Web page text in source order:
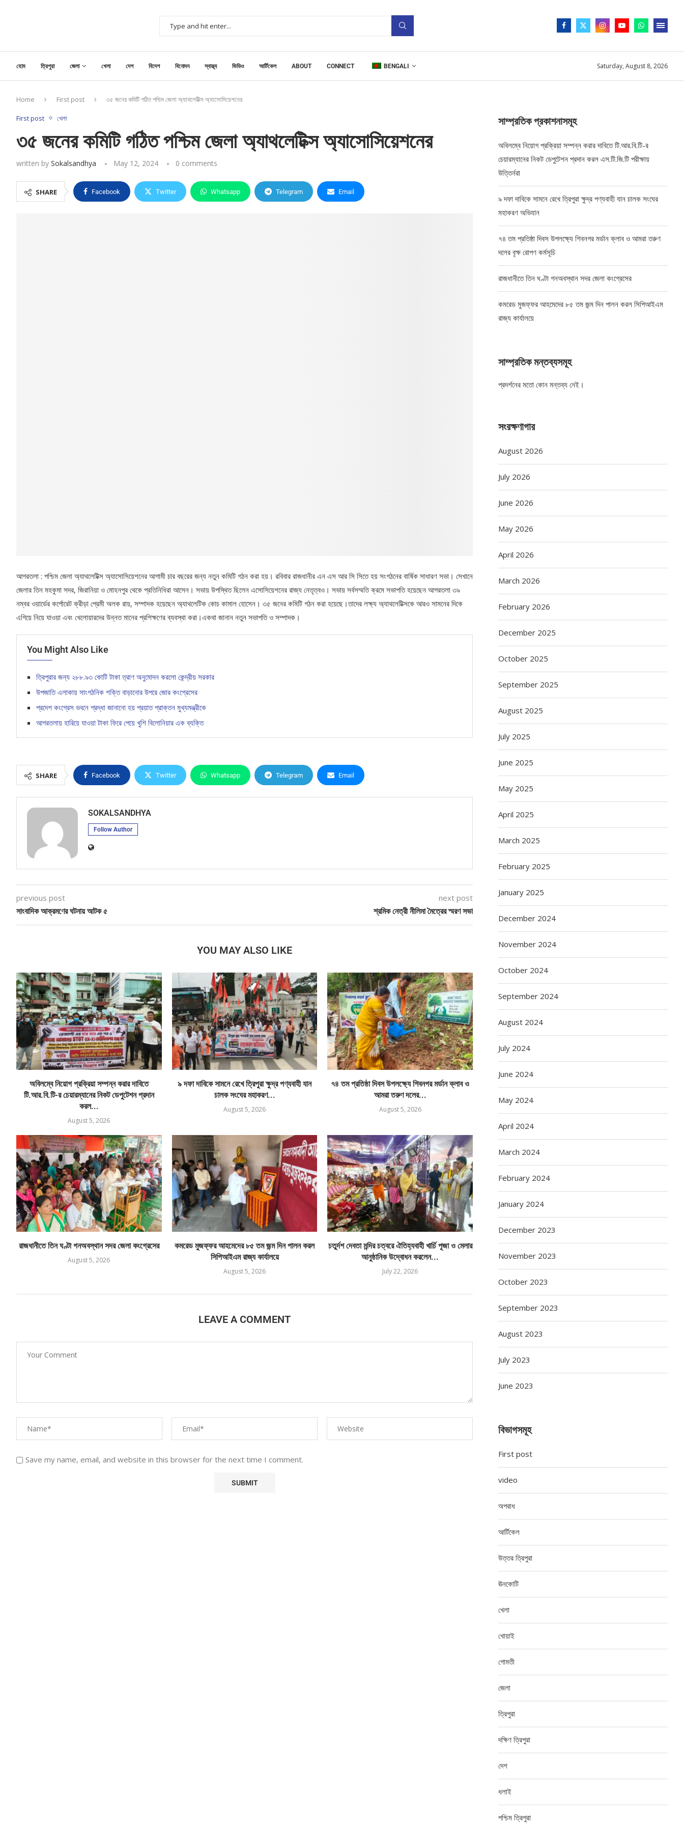
হোম ত্রিপুরা জেলা খেলা দেশ বিদেশ বিনোদন স্বাস্থ্য ভিডিও আর্টিকেল ABOUT CONNECT BENGALI Saturday, August 8, 2026
Home First post ৩৫ জনের কমিটি গঠিত পশ্চিম জেলা অ্যাথলেটিক্স অ্যাসোসিয়েশনের
First post খেলা
৩৫ জনের কমিটি গঠিত পশ্চিম জেলা অ্যাথলেটিক্স অ্যাসোসিয়েশনের
written by Sokalsandhya May 12, 2024 0 comments
SHARE Facebook Twitter Whatsapp Telegram Email
আগরতলা : পশ্চিম জেলা অ্যাথলেটিক্স অ্যাসোসিয়েশনের আগামী চার বছরের জন্য নতুন কমিটি গঠন করা হয়। রবিবার রাজধানীর এন এস আর সি সিতে হয় সংগঠনের বার্ষিক সাধারণ সভা। সেখানে
জেলার তিন মহকুমা সদর, জিরানিয়া ও মোহনপুর থেকে প্রতিনিধিরা আসেন। সভায় উপস্থিত ছিলেন এসোসিয়েশনের রাজ্য নেতৃত্বও। সভায় সর্বসম্মতি ক্রমে সভাপতি হয়েছেন আগরতলা ৩৯
নম্বর ওয়ার্ডের কর্পোরেট ক্রীড়া প্রেমী অলক রায়, সম্পাদক হয়েছেন অ্যাথলেটিক কোচ কামাল হোসেন। ৩৫ জনের কমিটি গঠন করা হয়েছে।তাদের লক্ষ্য অ্যাথলেটিক্সকে আরও সামনের দিকে
এগিয়ে নিয়ে যাওয়া এবং খেলোয়ারদের উন্নত মানের প্রশিক্ষণের ব্যবস্থা করা।একথা জানান নতুন সভাপতি ও সম্পাদক।
You Might Also Like
ত্রিপুরার জন্য ২৮৮.৯৩ কোটি টাকা ত্রাণ অনুমোদন করলো কেন্দ্রীয় সরকার
উপজাতি এলাকায় সাংগঠনিক শক্তি বাড়ানোর উপরে জোর কংগ্রেসের
প্রদেশ কংগ্রেস ভবনে শ্রদ্ধা জানানো হয় প্রয়াত প্রাক্তন মুখ্যমন্ত্রীকে
আগরতলায় হারিয়ে যাওয়া টাকা ফিরে পেয়ে খুশি বিলোনিয়ার এক ব্যক্তি
SHARE Facebook Twitter Whatsapp Telegram Email
SOKALSANDHYA
Follow Author
previous post
সাংবাদিক আক্রমণের ঘটনায় আটক ৫
next post
শ্রমিক নেত্রী নীলিমা মৈত্রের স্মরণ সভা
YOU MAY ALSO LIKE
অবিলম্বে নিয়োগ প্রক্রিয়া সম্পন্ন করার দাবিতে
টি.আর.বি.টি-র চেয়ারম্যানের নিকট ডেপুটেশন প্রদান
করল...
August 5, 2026
৯ দফা দাবিকে সামনে রেখে ত্রিপুরা ক্ষুদ্র পণ্যবাহী যান
চালক সংঘের মহাকরণ...
August 5, 2026
৭৪ তম প্রতিষ্ঠা দিবস উপলক্ষ্যে শিবনগর মর্ডান ক্লাব ও
আমরা তরুণ দলের...
August 5, 2026
রাজধানীতে তিন ঘণ্টা গনঅবস্থান সদর জেলা কংগ্রেসের
August 5, 2026
কমরেড মুজফ্ফর আহমেদের ৮৫ তম জন্ম দিন পালন করল
সিপিআইএম রাজ্য কার্যালয়ে
August 5, 2026
চতুর্দশ দেবতা মন্দির চত্বরে ঐতিহ্যবাহী খার্চি পূজা ও মেলার
আনুষ্ঠানিক উদ্বোধন করলেন...
July 22, 2026
LEAVE A COMMENT
Save my name, email, and website in this browser for the next time I comment.
সাম্প্রতিক প্রকাশনাসমূহ
অবিলম্বে নিয়োগ প্রক্রিয়া সম্পন্ন করার দাবিতে টি.আর.বি.টি-র
চেয়ারম্যানের নিকট ডেপুটেশন প্রদান করল এস.টি.জি.টি পরীক্ষায়
উত্তির্নরা
৯ দফা দাবিকে সামনে রেখে ত্রিপুরা ক্ষুদ্র পণ্যবাহী যান চালক সংঘের
মহাকরণ অভিযান
৭৪ তম প্রতিষ্ঠা দিবস উপলক্ষ্যে শিবনগর মর্ডান ক্লাব ও আমরা তরুণ
দলের বৃক্ষ রোপণ কর্মসূচি
রাজধানীতে তিন ঘণ্টা গনঅবস্থান সদর জেলা কংগ্রেসের
কমরেড মুজফ্ফর আহমেদের ৮৫ তম জন্ম দিন পালন করল সিপিআইএম
রাজ্য কার্যালয়ে
সাম্প্রতিক মন্তব্যসমূহ
প্রদর্শনের মতো কোন মন্তব্য নেই।
সংরক্ষণাগার
August 2026
July 2026
June 2026
May 2026
April 2026
March 2026
February 2026
December 2025
October 2025
September 2025
August 2025
July 2025
June 2025
May 2025
April 2025
March 2025
February 2025
January 2025
December 2024
November 2024
October 2024
September 2024
August 2024
July 2024
June 2024
May 2024
April 2024
March 2024
February 2024
January 2024
December 2023
November 2023
October 2023
September 2023
August 2023
July 2023
June 2023
বিভাগসমূহ
First post
video
অপরাধ
আর্টিকেল
উত্তর ত্রিপুরা
ঊনকোটি
খেলা
খোয়াই
গোমতী
জেলা
ত্রিপুরা
দক্ষিণ ত্রিপুরা
দেশ
ধলাই
পশ্চিম ত্রিপুরা